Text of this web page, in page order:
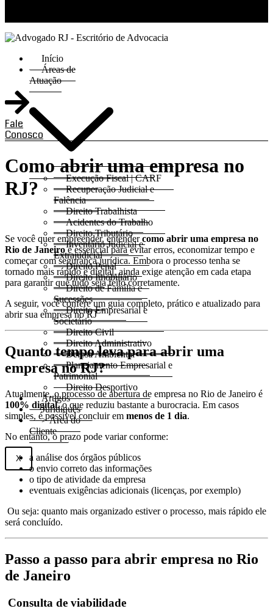
Início
Áreas de
Atuação
Execução Fiscal | CARF
Recuperação Judicial e
Falência
Direito Trabalhista
Acidentes do Trabalho
Direito Tributário
Inventário Judicial e
Extrajudicial
Direito Penal
Direito Imobiliário
Direito de Família e
Sucessões
Direito Empresarial e
Societário
Direito Civil
Direito Administrativo
Defesa Ambiental
Planejamento Empresarial e
Patrimonial
Direito Desportivo
Artigos
Juridiquês
> Área do
Cliente
X
Fale
Conosco
Como abrir uma empresa no
RJ?
Se você quer empreender, entendercomo abrir uma empresa no
Rio de Janeiroé essencial para evitar erros, economizar tempo e
começar com segurança jurídica. Embora o processo tenha se
tornado mais rápido e digital, ainda exige atenção em cada etapa
para garantir que tudo seja feito corretamente.
A seguir, você confere um guia completo, prático e atualizado para
abrir sua empresa no RJ
Quanto tempo leva para abrir uma
empresa no RJ?
Atualmente, o processo de abertura de empresa no Rio de Janeiro é
100% digital, o que reduziu bastante a burocracia. Em casos
simples, é possível concluir em menos de 1 dia.
No entanto, o prazo pode variar conforme:
a análise dos órgãos públicos
o envio correto das informações
o tipo de atividade da empresa
eventuais exigências adicionais (licenças, por exemplo)
Ou seja: quanto mais organizado estiver o processo, mais rápido ele
será concluído.
Passo a passo para abrir empresa no Rio
de Janeiro
Consulta de viabilidade